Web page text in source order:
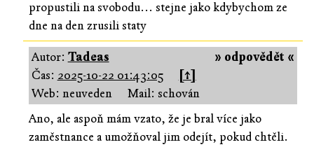
propustili na svobodu... stejne jako kdybychom ze
dne na den zrusili staty
» odpovědět «
Autor: Tadeas
Čas: 2025-10-22 01:43:05
[↑]
Web: neuveden
Mail: schován
Ano, ale aspoň mám vzato, že je bral více jako
zaměstnance a umožňoval jim odejít, pokud chtěli.